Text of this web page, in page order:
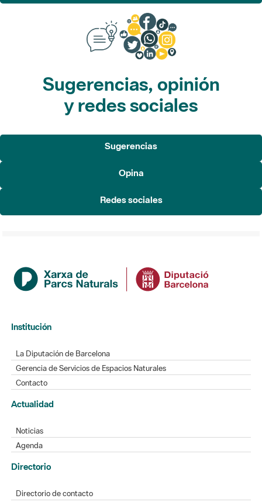
Sugerencias, opinión
y redes sociales
Sugerencias
Opina
Redes sociales
Institución
La Diputación de Barcelona
Gerencia de Servicios de Espacios Naturales
Contacto
Actualidad
Noticias
Agenda
Directorio
Directorio de contacto